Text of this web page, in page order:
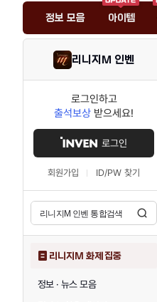
정보 모음 아이템
리니지M 인벤
로그인하고
출석보상 받으세요!
로그인
회원가입 ID/PW 찾기
리니지M 화제 집중
정보 · 뉴스 모음